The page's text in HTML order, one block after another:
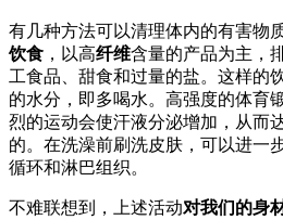
有几种方法可以清理体内的有害物
饮食 ，以高纤维含量的产品为主，
工食品、甜食和过量的盐。这样的
的水分，即多喝水。高强度的体育
烈的运动会使汗液分泌增加，从而
的。在洗澡前刷洗皮肤，可以进一
循环和淋巴组织。
不难联想到，上述活动对我们的身